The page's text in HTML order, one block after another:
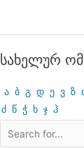
სახელურ
ა ბ გ დ ე ვ ზ
ძ წ ჭ ხ ჯ ჰ